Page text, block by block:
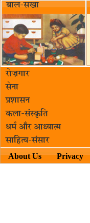
बाल-सखा
रोज़गार
सेना
प्रशासन
कला-संस्कृति
धर्म और आध्यात्म
साहित्य-संसार
About Us Privacy